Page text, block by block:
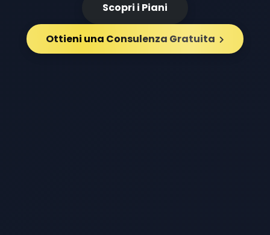
Scopri i Piani
Ottieni una Consulenza Gratuita